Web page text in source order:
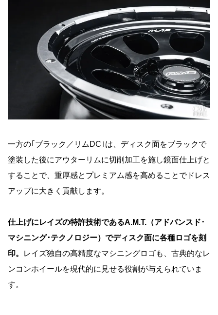
一方の｢ブラック／リムDC｣は、ディスク面をブラックで
塗装した後にアウターリムに切削加工を施し鏡面仕上げと
することで、重厚感とプレミアム感を高めることでドレス
アップに大きく貢献します。
仕上げにレイズの特許技術であるA.M.T.（アドバンスド･
マシニング･テクノロジー）でディスク面に各種ロゴを刻
印。
レイズ独自の高精度なマシニングロゴも、古典的なレ
ンコンホイールを現代的に見せる役割が与えられていま
す。